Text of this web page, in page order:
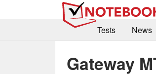
Tests
News
Gateway